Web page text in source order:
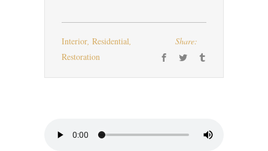
Interior, Residential,
Restoration
Share: